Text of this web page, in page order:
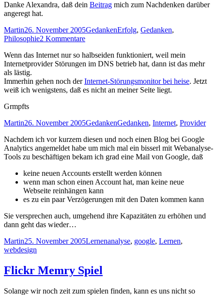
Danke Alexandra, daß dein Beitrag mich zum Nachdenken darüber
angeregt hat.
Autor
MartinVeröffentlicht
am
26. November 2005Kategorien
GedankenSchlagwörter
Erfolg, Gedanken,
Philosophie2 Kommentarezu
Wenn das Internet nur so halbseiden funktioniert, weil mein
Internetprovider Störungen im DNS betrieb hat, dann ist das mehr
als lästig.
Immerhin gehen noch derInternet-Störungsmonitor bei heise. Jetzt
weiß ich wenigstens, daß es nicht an meiner Seite liegt.
Grmpfts
Autor
MartinVeröffentlicht
26. November 2005Kategorien
GedankenSchlagwörter
Gedanken, Internet, Provider
Nachdem ich vor kurzem diesen und noch einen Blog bei Google
Analytics angemeldet habe um mich mal ein bisserl mit Webanalyse-
Tools zu beschäftigen bekam ich grad eine Mail von Google, daß
keine neuen Accounts erstellt werden können
wenn man schon einen Account hat, man keine neue
Webseite reinhängen kann
es zu ein paar Verzögerungen mit den Daten kommen kann
Sie versprechen auch, umgehend ihre Kapazitäten zu erhöhen und
dann geht das wieder…
Autor
MartinVeröffentlicht
am
25. November 2005Kategorien
LernenSchlagwörter
analyse, google, Lernen,
webdesign
Flickr Memry Spiel
Solange wir noch zeit zum spielen finden, kann es uns nicht so